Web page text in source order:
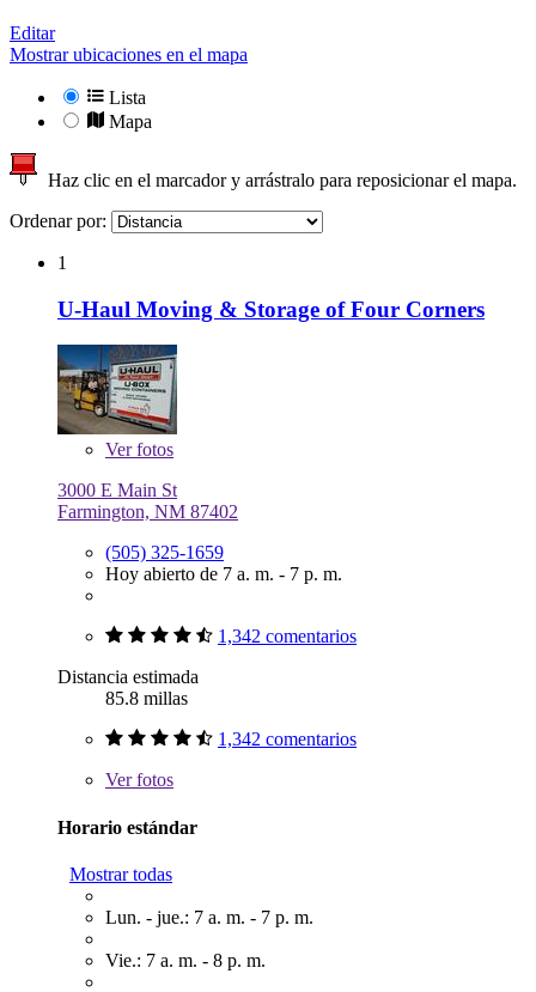
Editar
Mostrar ubicaciones en el mapa
Lista
Mapa
Haz clic en el marcador y arrástralo para reposicionar el mapa.
Ordenar por:
1
U-Haul Moving & Storage of Four Corners
Verfotos
3000 E Main St
Farmington, NM 87402
(505) 325-1659
Hoy abierto de 7 a. m. - 7 p. m.
1,342 comentarios
Distancia estimada
85.8 millas
1,342 comentarios
Verfotos
Horario estándar
Mostrar todas
Lun. - jue.: 7 a. m. - 7 p. m.
Vie.: 7 a. m. - 8 p. m.